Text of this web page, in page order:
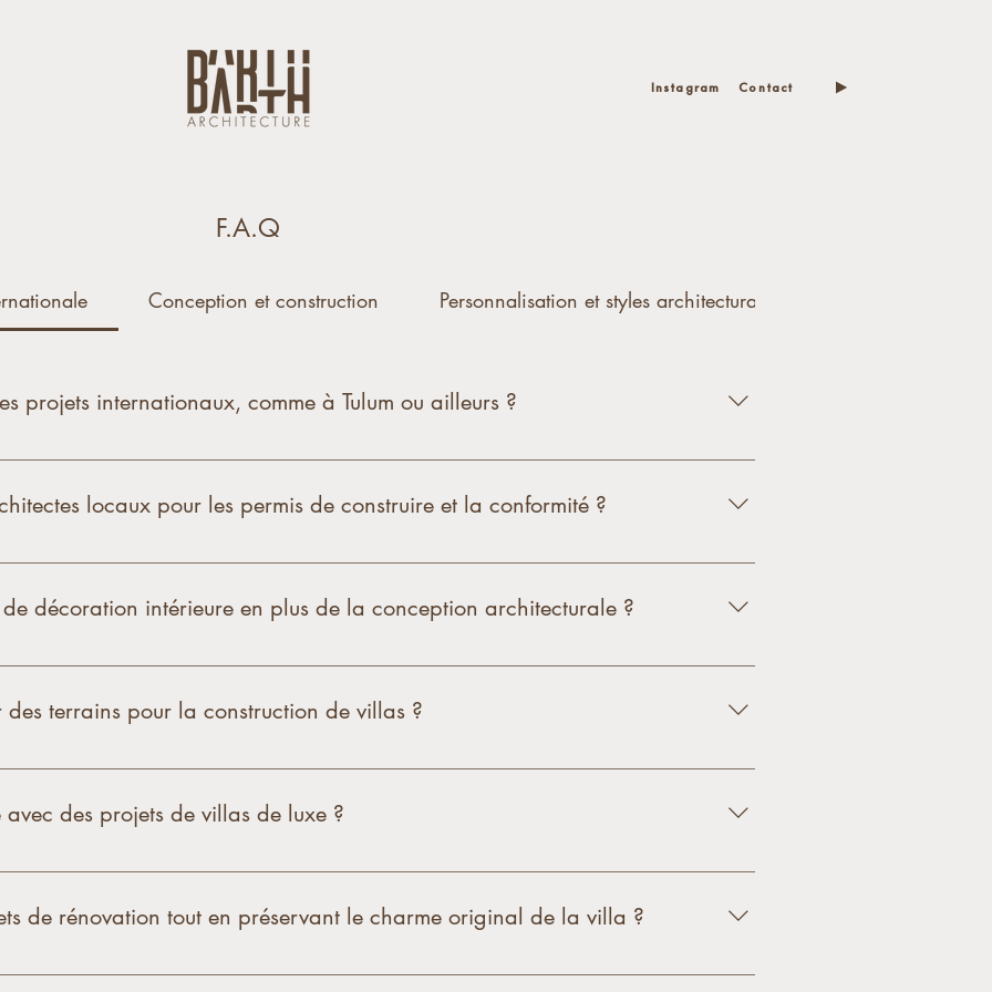
Contact
Instagram
F.A.Q
Conception et construction Personnalisation et styles architecturaux
projets internationaux, comme à Tulum ou ailleurs ?
internationale et nous travaillons sur des projets à Tulum et dans d’autres destinations.
locaux pour les permis de construire et la conformité ?
avec des architectes locaux pour obtenir les permis de construire et assurer que nos
de décoration intérieure en plus de la conception architecturale ?
complets de décoration intérieure, incluant la sélection de mobilier, l’agencement
des terrains pour la construction de villas ?
conseil pour l’acquisition de terrains, en tenant compte des besoins et des préférences
des projets de villas de luxe ?
dans la conception de villas de luxe, avec des projets réalisés à travers le monde.
de rénovation tout en préservant le charme original de la villa ?
la rénovation de villas, en veillant à préserver leur charme original tout en modernisant